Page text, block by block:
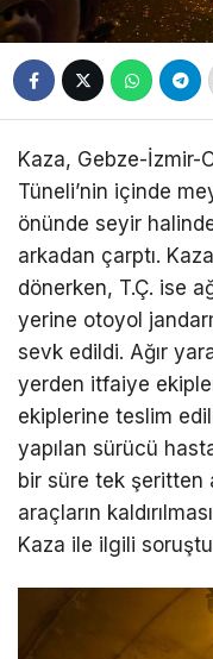
Kaza, Gebze-İzmir-
Tüneli’nin içinde
önünde seyir
arkadan çarptı.
dönerken, T.Ç. ise
yerine otoyol
sevk edildi. Ağır
yerden itfaiye
ekiplerine teslim
yapılan sürücü
bir süre tek şeritten
araçların
Kaza ile ilgili